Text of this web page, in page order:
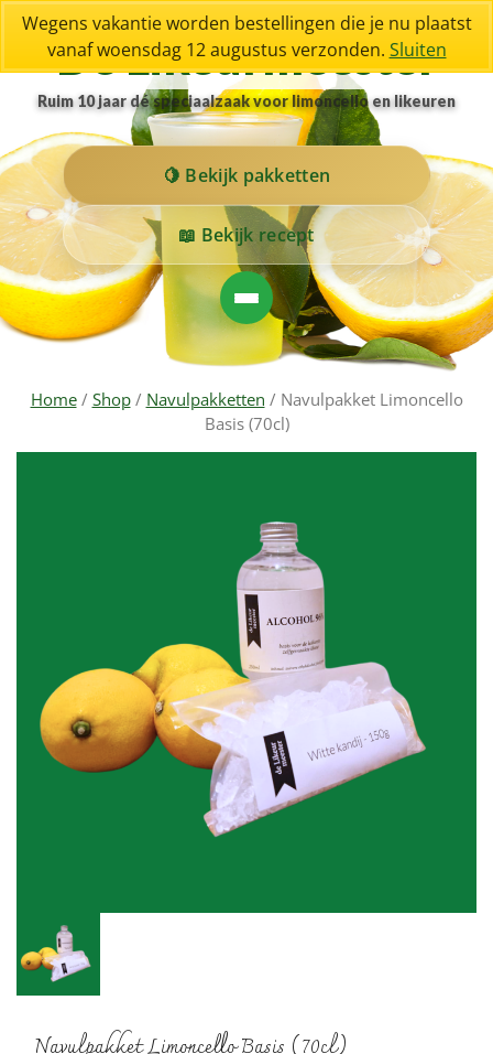
De Likeurmeester
Ruim 10 jaar dé speciaalzaak voor limoncello en likeuren
Bekijk pakketten
Bekijk recept
Home/ Shop/ Navulpakketten / Navulpakket Limoncello
Basis (70cl)
Wegens vakantie worden bestellingen die je nu plaatst
vanaf woensdag 12 augustus verzonden. Sluiten